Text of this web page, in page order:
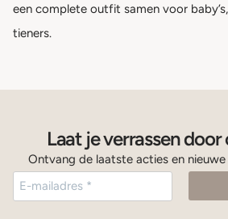
een complete outfit samen voor
tieners.
Laat je verrassen door
Ontvang de laatste acties en